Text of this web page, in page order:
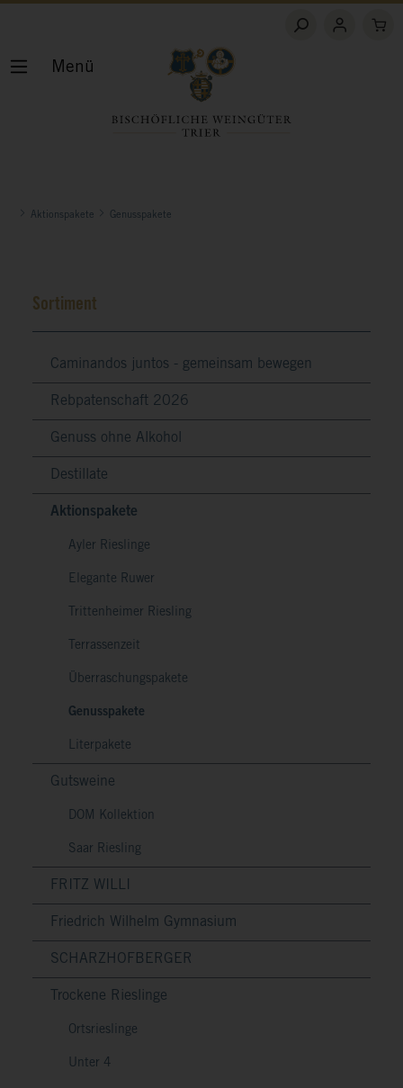
Aktionspakete Genusspakete
Sortiment
Caminandos juntos - gemeinsam bewegen
Rebpatenschaft 2026
Genuss ohne Alkohol
Destillate
Aktionspakete
Ayler Rieslinge
Elegante Ruwer
Trittenheimer Riesling
Terrassenzeit
Überraschungspakete
Genusspakete
Literpakete
Gutsweine
DOM Kollektion
Saar Riesling
FRITZ WILLI
Friedrich Wilhelm Gymnasium
SCHARZHOFBERGER
Trockene Rieslinge
Ortsrieslinge
Unter 4
Menü